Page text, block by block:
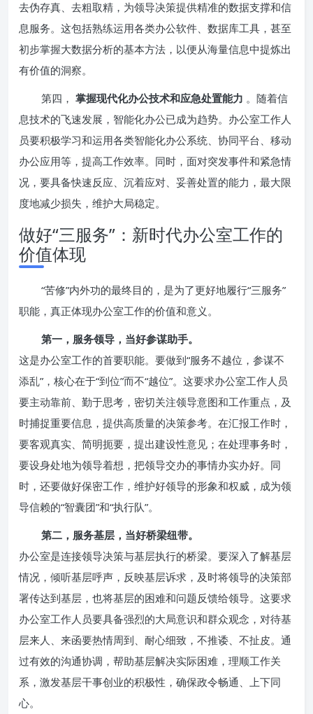
去伪存真、去粗取精，为领导决策提供精准的数据支撑和信
息服务。这包括熟练运用各类办公软件、数据库工具，甚至
初步掌握大数据分析的基本方法，以便从海量信息中提炼出
有价值的洞察。
第四， 掌握现代化办公技术和应急处置能力 。随着信
息技术的飞速发展，智能化办公已成为趋势。办公室工作人
员要积极学习和运用各类智能化办公系统、协同平台、移动
办公应用等，提高工作效率。同时，面对突发事件和紧急情
况，要具备快速反应、沉着应对、妥善处置的能力，最大限
度地减少损失，维护大局稳定。
做好“三服务”：新时代办公室工作的
价值体现
“苦修”内外功的最终目的，是为了更好地履行“三服务”
职能，真正体现办公室工作的价值和意义。
第一，服务领导，当好参谋助手。
这是办公室工作的首要职能。要做到“服务不越位，参谋不
添乱”，核心在于“到位”而不“越位”。这要求办公室工作人员
要主动靠前、勤于思考，密切关注领导意图和工作重点，及
时捕捉重要信息，提供高质量的决策参考。在汇报工作时，
要客观真实、简明扼要，提出建设性意见；在处理事务时，
要设身处地为领导着想，把领导交办的事情办实办好。同
时，还要做好保密工作，维护好领导的形象和权威，成为领
导信赖的“智囊团”和“执行队”。
第二，服务基层，当好桥梁纽带。
办公室是连接领导决策与基层执行的桥梁。要深入了解基层
情况，倾听基层呼声，反映基层诉求，及时将领导的决策部
署传达到基层，也将基层的困难和问题反馈给领导。这要求
办公室工作人员要具备强烈的大局意识和群众观念，对待基
层来人、来函要热情周到、耐心细致，不推诿、不扯皮。通
过有效的沟通协调，帮助基层解决实际困难，理顺工作关
系，激发基层干事创业的积极性，确保政令畅通、上下同
心。